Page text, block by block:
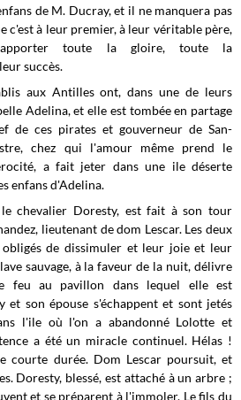
de M. Ducray, et il ne manquera pas
c'est à leur premier, à leur véritable père,
toute la gloire, toute la
succès.
aux Antilles ont, dans une de leurs
Adelina, et elle est tombée en partage
de ces pirates et gouverneur de San-
chez qui l'amour même prend le
a fait jeter dans une ile déserte
enfans d'Adelina.
chevalier Doresty, est fait à son tour
lieutenant de dom Lescar. Les deux
de dissimuler et leur joie et leur
sauvage, à la faveur de la nuit, délivre
feu au pavillon dans lequel elle est
et son épouse s'échappent et sont jetés
l'ile où l'on a abandonné Lolotte et
a été un miracle continuel. Hélas !
courte durée. Dom Lescar poursuit, et
Doresty, blessé, est attaché à un arbre ;
et se préparent à l'immoler. Le fils du